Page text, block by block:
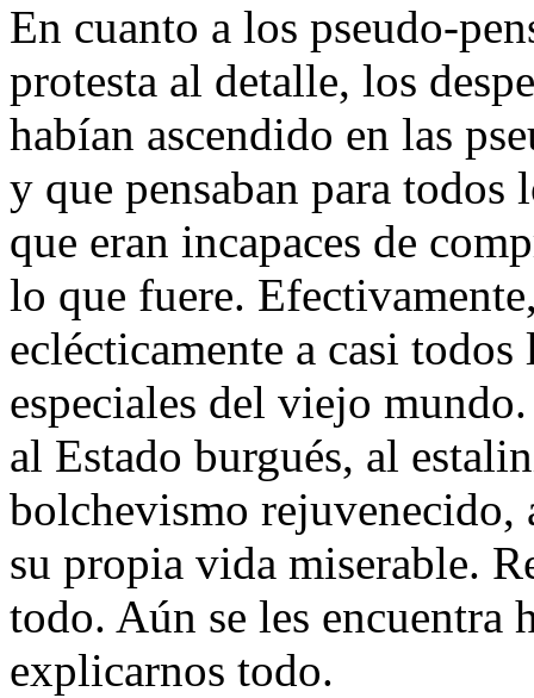
En cuanto a los pseudo-
protesta al detalle, los
habían ascendido en las
y que pensaban para todos
que eran incapaces de
lo que fuere.
eclécticamente a casi
especiales del viejo
al Estado burgués, al
bolchevismo rejuvenecido,
su propia vida miserable.
todo. Aún se les encuentra
explicarnos todo.